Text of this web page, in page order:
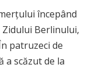
începând
Zidului Berlinului,
patruzeci de
a scăzut de la